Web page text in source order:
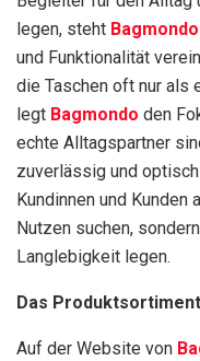
legen, steht Bagmondo
und Funktionalität
die Taschen oft nur als
legt Bagmondo den
echte Alltagspartner
zuverlässig und
Kundinnen und Kunden
Nutzen suchen,
Langlebigkeit legen.
Das
Auf der Website von